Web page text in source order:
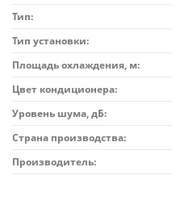
Тип:
Тип установки:
Площадь охлаждения, м:
Цвет кондиционера:
Уровень шума, дБ:
Страна производства:
Производитель: